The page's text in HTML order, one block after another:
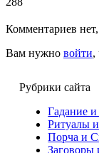
Комментариев
Вам нужно войти,
Рубрики сайта
Гадание
Ритуалы
Порча и
Заговоры